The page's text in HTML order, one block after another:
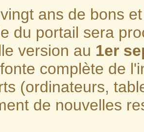
ans de bons
du portail sera
version au 1er
complète de
(ordinateurs,
de nouvelles